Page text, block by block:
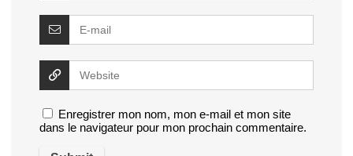
Enregistrer mon nom, mon e-mail et mon site
dans le navigateur pour mon prochain commentaire.